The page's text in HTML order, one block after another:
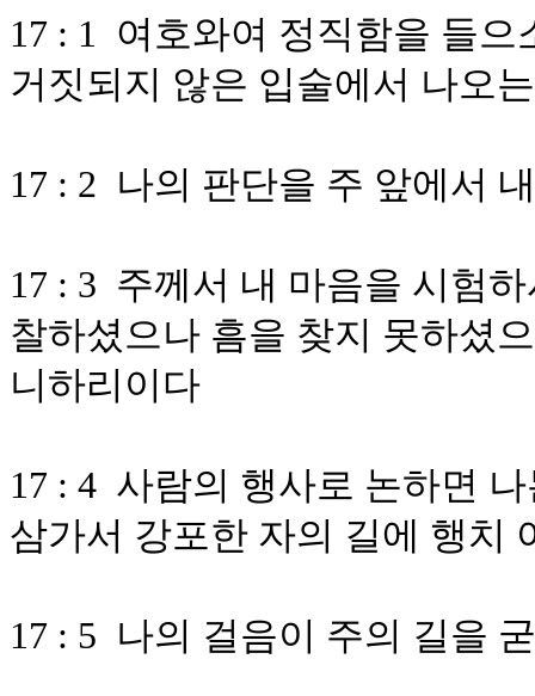
17 : 1 여호와여 정직함을 들
거짓되지 않은 입술에서 나오
17 : 2 나의 판단을 주 앞에서
17 : 3 주께서 내 마음을 시험
찰하셨으나 흠을 찾지 못하셨
니하리이다
17 : 4 사람의 행사로 논하면
삼가서 강포한 자의 길에 행치
17 : 5 나의 걸음이 주의 길을